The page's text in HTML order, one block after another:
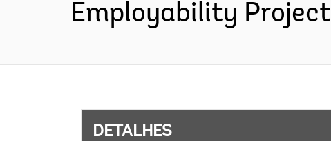
Employability
DETALHES